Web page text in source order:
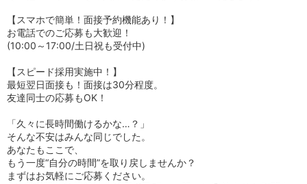
【スマホで簡単！面接予約機能あり！】
お電話でのご応募も大歓迎！
(10:00～17:00/土日祝も受付中)
【スピード採用実施中！】
最短翌日面接も！面接は30分程度。
友達同士の応募もOK！
「久々に長時間働けるかな…？」
そんな不安はみんな同じでした。
あなたもここで、
もう一度“自分の時間”を取り戻しませんか？
まずはお気軽にご応募ください。